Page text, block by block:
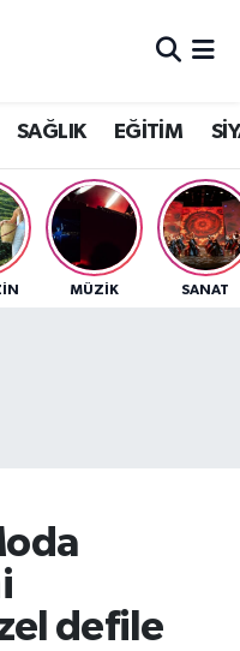
SAĞLIK EĞİTİM
MÜZİK SANAT
defile
ve Fikstür